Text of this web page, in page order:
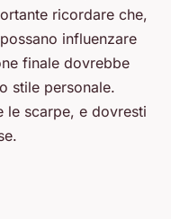
ricordare che,
influenzare
finale dovrebbe
stile personale.
le scarpe, e dovresti